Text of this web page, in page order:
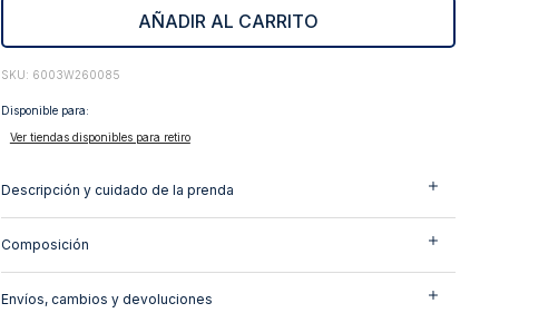
AÑADIR AL CARRITO
: 6003W260085
Disponible para:
Ver tiendas disponibles para retiro
Descripción y cuidado de la prenda
Composición
Envíos, cambios y devoluciones